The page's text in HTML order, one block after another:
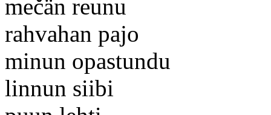
mečän reunu
rahvahan pajo
minun opastundu
linnun siibi